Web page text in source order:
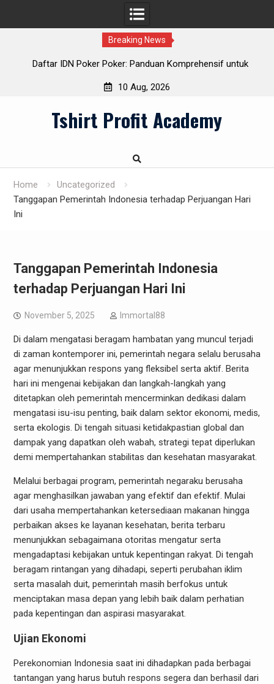
Breaking News
Daftar IDN Poker Poker: Panduan Komprehensif untuk
10 Aug, 2026
Tshirt Profit Academy
Home
Uncategorized
Tanggapan Pemerintah Indonesia terhadap Perjuangan Hari
Ini
Tanggapan Pemerintah Indonesia
terhadap Perjuangan Hari Ini
November 5, 2025 Immortal88
Di dalam mengatasi beragam hambatan yang muncul terjadi
di zaman kontemporer ini, pemerintah negara selalu berusaha
agar menunjukkan respons yang fleksibel serta aktif. Berita
hari ini mengenai kebijakan dan langkah-langkah yang
ditetapkan oleh pemerintah mencerminkan dedikasi dalam
mengatasi isu-isu penting, baik dalam sektor ekonomi, medis,
serta ekologis. Di tengah situasi ketidakpastian global dan
dampak yang dapatkan oleh wabah, strategi tepat diperlukan
demi mempertahankan stabilitas dan kesehatan masyarakat.
Melalui berbagai program, pemerintah negaraku berusaha
agar menghasilkan jawaban yang efektif dan efektif. Mulai
dari usaha mempertahankan ketersediaan makanan hingga
perbaikan akses ke layanan kesehatan, berita terbaru
menunjukkan sebagaimana otoritas mengatur serta
mengadaptasi kebijakan untuk kepentingan rakyat. Di tengah
beragam rintangan yang dihadapi, seperti perubahan iklim
serta masalah duit, pemerintah masih berfokus untuk
menciptakan masa depan yang lebih baik dalam perhatian
pada kepentingan dan aspirasi masyarakat.
Ujian Ekonomi
Perekonomian Indonesia saat ini dihadapkan pada berbagai
tantangan yang harus butuh respons segera dan berhasil dari